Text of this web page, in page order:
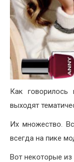
Как говорилось
выходят
Их множество.
всегда на пике
Вот некоторые из